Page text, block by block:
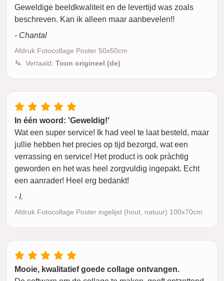
Geweldige beeldkwaliteit en de levertijd was zoals
beschreven. Kan ik alleen maar aanbevelen!!
- Chantal
Afdruk Fotocollage Poster 50x50cm
Vertaald: Toon origineel (de)
In één woord: 'Geweldig!'
Wat een super service! Ik had veel te laat besteld, maar
jullie hebben het precies op tijd bezorgd, wat een
verrassing en service! Het product is ook pràchtig
geworden en het was heel zorgvuldig ingepakt. Echt
een aanrader! Heel erg bedankt!
- I.
Afdruk Fotocollage Poster ingelijst (hout, natuur) 100x70cm
Mooie, kwalitatief goede collage ontvangen.